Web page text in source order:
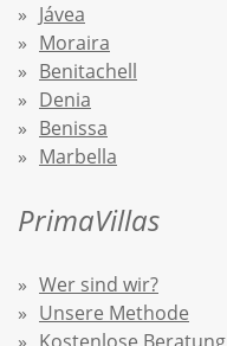
Jávea
Moraira
Benitachell
Denia
Benissa
Marbella
PrimaVillas
Wer sind wir?
Unsere Methode